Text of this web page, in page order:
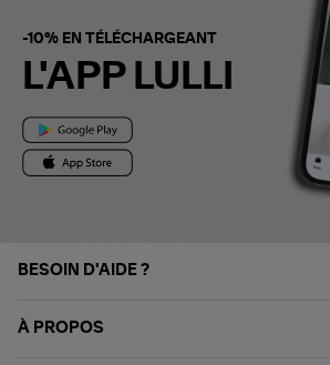
-10% EN TÉLÉCHARGEANT
L'APP LULLI
BESOIN D'AIDE ?
À PROPOS